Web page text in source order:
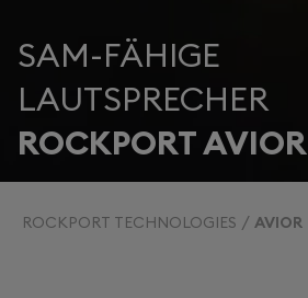
SAM-FÄHIGE
LAUTSPRECHER
ROCKPORT AVIOR
ROCKPORT TECHNOLOGIES AVIOR